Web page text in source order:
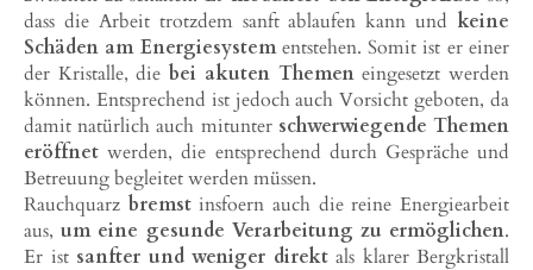
dass die Arbeit trotzdem sanft ablaufen kann und keine
Schäden am Energiesystementstehen. Somit ist er einer
der Kristalle, diebei akuten Themeneingesetzt werden
können. Entsprechend ist jedoch auch Vorsicht geboten, da
damit natürlich auch mitunter schwerwiegende Themen
eröffnet werden, die entsprechend durch Gespräche und
Betreuung begleitet werden müssen.
Rauchquarz bremstinsfoern auch die reine Energiearbeit
aus,um eine gesunde Verarbeitung zu ermöglichen.
Er ist sanfter und weniger direktals klarer Bergkristall